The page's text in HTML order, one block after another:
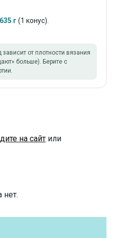
г (1 конус).
от плотности вязания
больше). Берите с
на сайт или
нет.